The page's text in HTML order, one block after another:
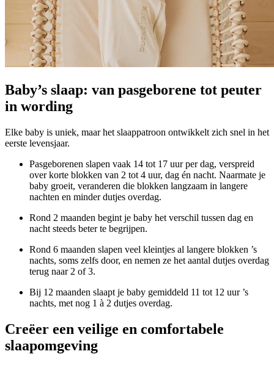
Baby’s slaap: van pasgeborene tot peuter
in wording
Elke baby is uniek, maar het slaappatroon ontwikkelt zich snel in het
eerste levensjaar.
Pasgeborenen slapen vaak 14 tot 17 uur per dag, verspreid
over korte blokken van 2 tot 4 uur, dag én nacht. Naarmate je
baby groeit, veranderen die blokken langzaam in langere
nachten en minder dutjes overdag.
Rond 2 maanden begint je baby het verschil tussen dag en
nacht steeds beter te begrijpen.
Rond 6 maanden slapen veel kleintjes al langere blokken ’s
nachts, soms zelfs door, en nemen ze het aantal dutjes overdag
terug naar 2 of 3.
Bij 12 maanden slaapt je baby gemiddeld 11 tot 12 uur ’s
nachts, met nog 1 à 2 dutjes overdag.
Creëer een veilige en comfortabele
slaapomgeving